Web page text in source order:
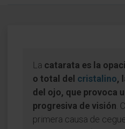
La catarata es la
o total del cristalino,
del ojo, que provoca
progresiva de visión .
primera causa de